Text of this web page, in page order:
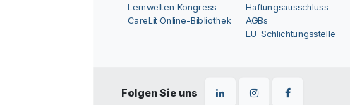
Lernwelten Kongress
CareLit Online-Bibliothek
Haftungsausschluss
AGBs
EU-Schlichtungsstelle
Folgen Sie uns